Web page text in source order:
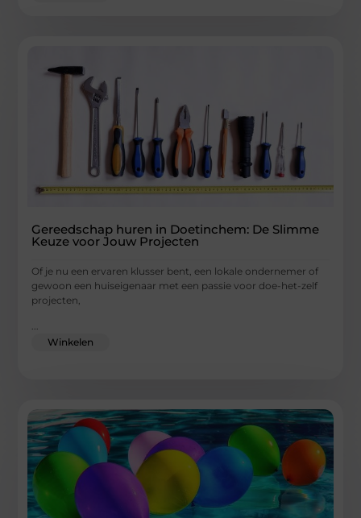
Gereedschap huren in Doetinchem: De Slimme
Keuze voor Jouw Projecten
Of je nu een ervaren klusser bent, een lokale ondernemer of
gewoon een huiseigenaar met een passie voor doe-het-zelf
projecten,
...
Winkelen